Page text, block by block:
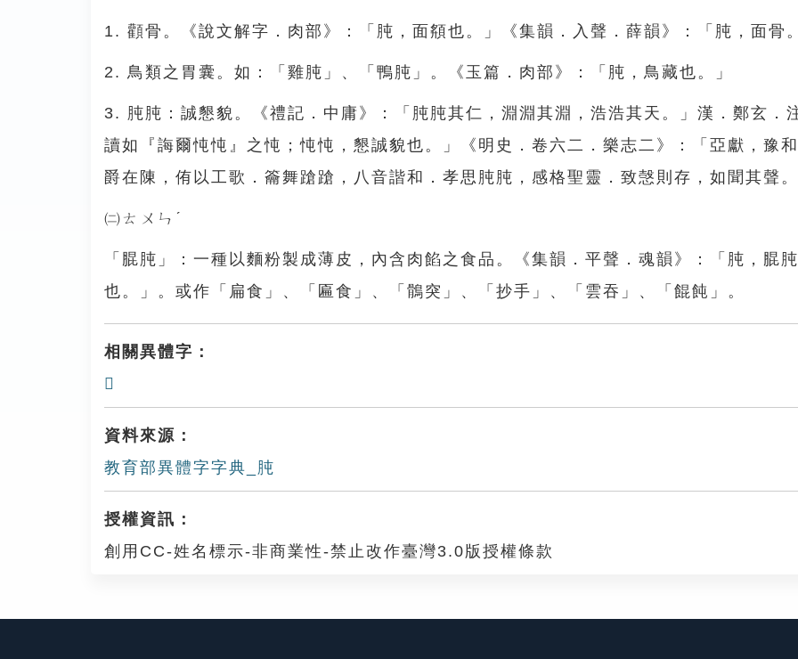
1. 顴骨。《說文解字．肉部》：「肫，面頯也。」《集韻．入聲．薛韻》：「肫，面骨
2. 鳥類之胃囊。如：「雞肫」、「鴨肫」。《玉篇．肉部》：「肫，鳥藏也。」
3. 肫肫：誠懇貌。《禮記．中庸》：「肫肫其仁，淵淵其淵，浩浩其天。」漢．鄭玄．
讀如『誨爾忳忳』之忳；忳忳，懇誠貌也。」《明史．卷六二．樂志二》：「亞獻，豫
爵在陳，侑以工歌．籥舞蹌蹌，八音諧和．孝思肫肫，感格聖靈．致愨則存，如聞其聲
㈡ㄊㄨㄣˊ
「䐊肫」：一種以麵粉製成薄皮，內含肉餡之食品。《集韻．平聲．魂韻》：「肫，䐊
也。」。或作「扁食」、「匾食」、「鶻突」、「抄手」、「雲吞」、「餛飩」。
相關異體字：
𦙛
資料來源：
教育部異體字字典_肫
授權資訊：
創用CC-姓名標示-非商業性-禁止改作臺灣3.0版授權條款